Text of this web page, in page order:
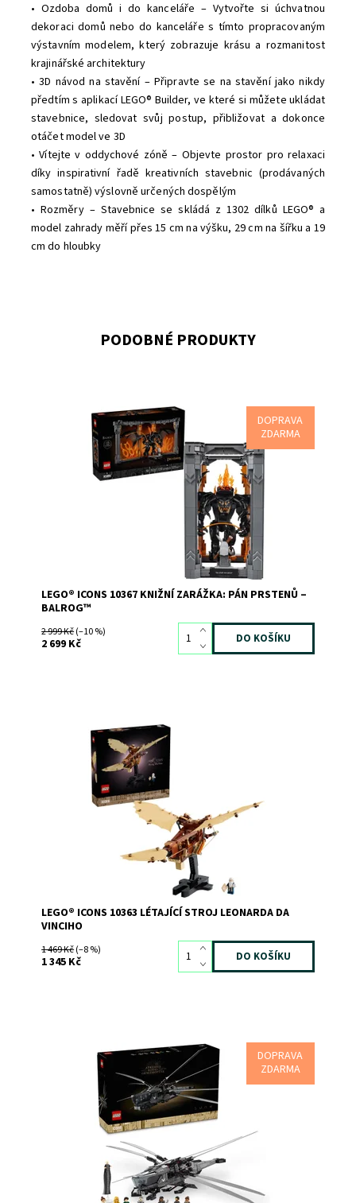
• Ozdoba domů i do kanceláře – Vytvořte si úchvatnou
dekoraci domů nebo do kanceláře s tímto propracovaným
výstavním modelem, který zobrazuje krásu a rozmanitost
krajinářské architektury
• 3D návod na stavění – Připravte se na stavění jako nikdy
předtím s aplikací LEGO® Builder, ve které si můžete ukládat
stavebnice, sledovat svůj postup, přibližovat a dokonce
otáčet model ve 3D
• Vítejte v oddychové zóně – Objevte prostor pro relaxaci
díky inspirativní řadě kreativních stavebnic (prodávaných
samostatně) výslovně určených dospělým
• Rozměry – Stavebnice se skládá z 1302 dílků LEGO® a
model zahrady měří přes 15 cm na výšku, 29 cm na šířku a 19
cm do hloubky
PODOBNÉ PRODUKTY
DOPRAVA
ZDARMA
Zasuňte knižní zarážku mezi své oblíbené romány a
nahlédněte do fantastického světa J. R. R. Tolkiena, nebo
zarážku rozevřete a odhalte úchvatný výstavní kousek
zobrazující Gandalfovu velkolepou bitvu s Balrogem na
LEGO® ICONS 10367 KNIŽNÍ ZARÁŽKA: PÁN PRSTENŮ –
BALROG™
2 999 Kč(–10 %)
2 699 Kč
Roztáhněte svá kreativní křídla nebo překvapte
milovníka historie stavebnicí LEGO® Icons Létající stroj
Leonarda da Vinciho
Dostupnost:
Skladem>3
12045
LEGO® ICONS 10363 LÉTAJÍCÍ STROJ LEONARDA DA
VINCIHO
1 469 Kč(–8 %)
1 345 Kč
DOPRAVA
ZDARMA
Stavebnice LEGO® Icons pro dospělé fanoušky filmu
Dostupnost:
Skladem2
11614
LEGO